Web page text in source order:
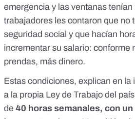
emergencia y las ventanas tenían
trabajadores les contaron que no
seguridad social y que hacían
incrementar su salario: conforme
prendas, más dinero.
Estas condiciones, explican en la
a la propia Ley de Trabajo del país
de 40 horas semanales, con